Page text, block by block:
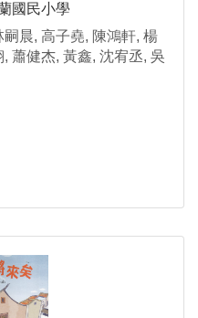
國民小學
晨, 高子堯, 陳鴻軒, 楊
蕭健杰, 黃鑫, 沈宥丞, 吳
蔡芮瑄, 陳亭安, 林可安,